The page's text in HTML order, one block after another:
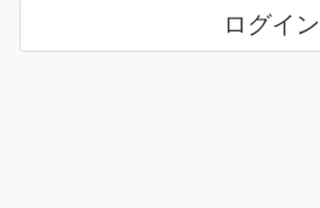
ログイン